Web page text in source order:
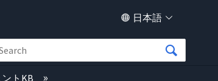
日本語
トKB